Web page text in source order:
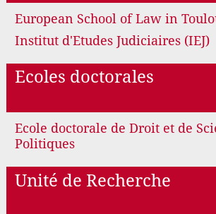
European School of Law in
Institut d'Etudes Judiciaires (IEJ)
Ecoles doctorales
Ecole doctorale de Droit et de
Politiques
Unité de Recherche